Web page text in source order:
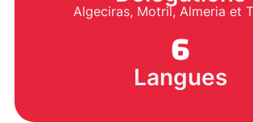
Algeciras, Motril, Almeria et
6
Langues